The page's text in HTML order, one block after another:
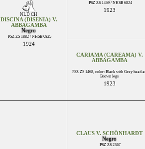
NLD CH
DISCINA (DISENIA) V.
ABBAGAMBA
Negro
PSZ ZS 1882 / NHSB 6825
1924
PSZ ZS 1459 / NHSB 6824
1923
CARIAMA (CAREAMA) V.
ABBAGAMBA
PSZ ZS 1468, color: Black with Grey head
Brown legs
1923
CLAUS V. SCHÖNHARDT
Negro
PSZ ZS 2367